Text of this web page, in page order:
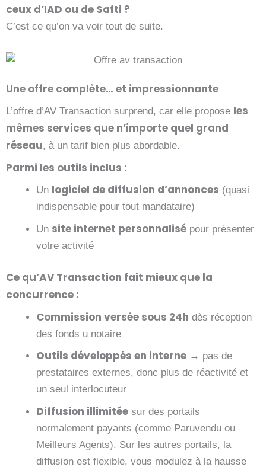
ceux d’IAD ou de Safti ?
C’est ce qu’on va voir tout de suite.
Une offre complète… et impressionnante
L’offre d’AV Transaction surprend, car elle propose les
mêmes services que n’importe quel grand
réseau, à un tarif bien plus abordable.
Parmi les outils inclus :
Un logiciel de diffusion d’annonces (quasi
indispensable pour tout mandataire)
Un site internet personnalisé pour présenter
votre activité
Ce qu’AV Transaction fait mieux que la
concurrence :
Commission versée sous 24h dès réception
des fonds u notaire
Outils développés en interne → pas de
prestataires externes, donc plus de réactivité et
un seul interlocuteur
Diffusion illimitée sur des portails
normalement payants (comme Paruvendu ou
Meilleurs Agents). Sur les autres portails, la
diffusion est flexible, vous modulez à la hausse